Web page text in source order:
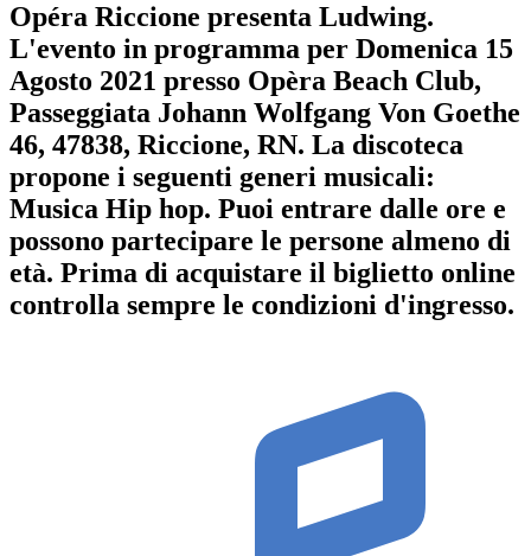
Opéra Riccione presenta Ludwing.
L'evento in programma per Domenica 15
Agosto 2021 presso Opèra Beach Club,
Passeggiata Johann Wolfgang Von Goethe
46, 47838, Riccione, RN. La discoteca
propone i seguenti generi musicali:
Musica Hip hop. Puoi entrare dalle ore e
possono partecipare le persone almeno di
età. Prima di acquistare il biglietto online
controlla sempre le condizioni d'ingresso.